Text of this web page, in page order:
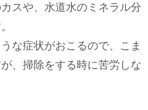
ゃんが一緒に暮らす時に注意したい
スや、水道水のミネラル分
な症状がおこるので、こま
、掃除をする時に苦労しな